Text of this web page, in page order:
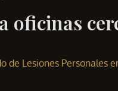
oficinas
de Lesiones Personales